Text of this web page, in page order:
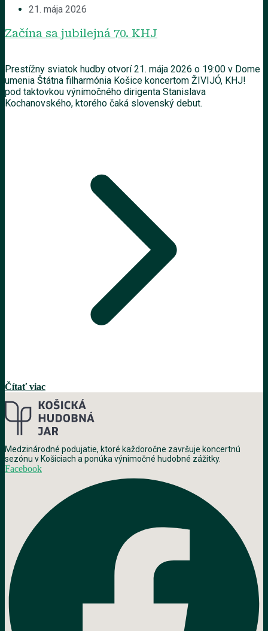
21. mája 2026
Začína sa jubilejná 70. KHJ
Prestížny sviatok hudby otvorí 21. mája 2026 o 19:00 v Dome
umenia Štátna filharmónia Košice koncertom ŽIVIJÓ, KHJ!
pod taktovkou výnimočného dirigenta Stanislava
Kochanovského, ktorého čaká slovenský debut.
Čítať viac
Medzinárodné podujatie, ktoré každoročne završuje koncertnú
sezónu v Košiciach a ponúka výnimočné hudobné zážitky.
Facebook